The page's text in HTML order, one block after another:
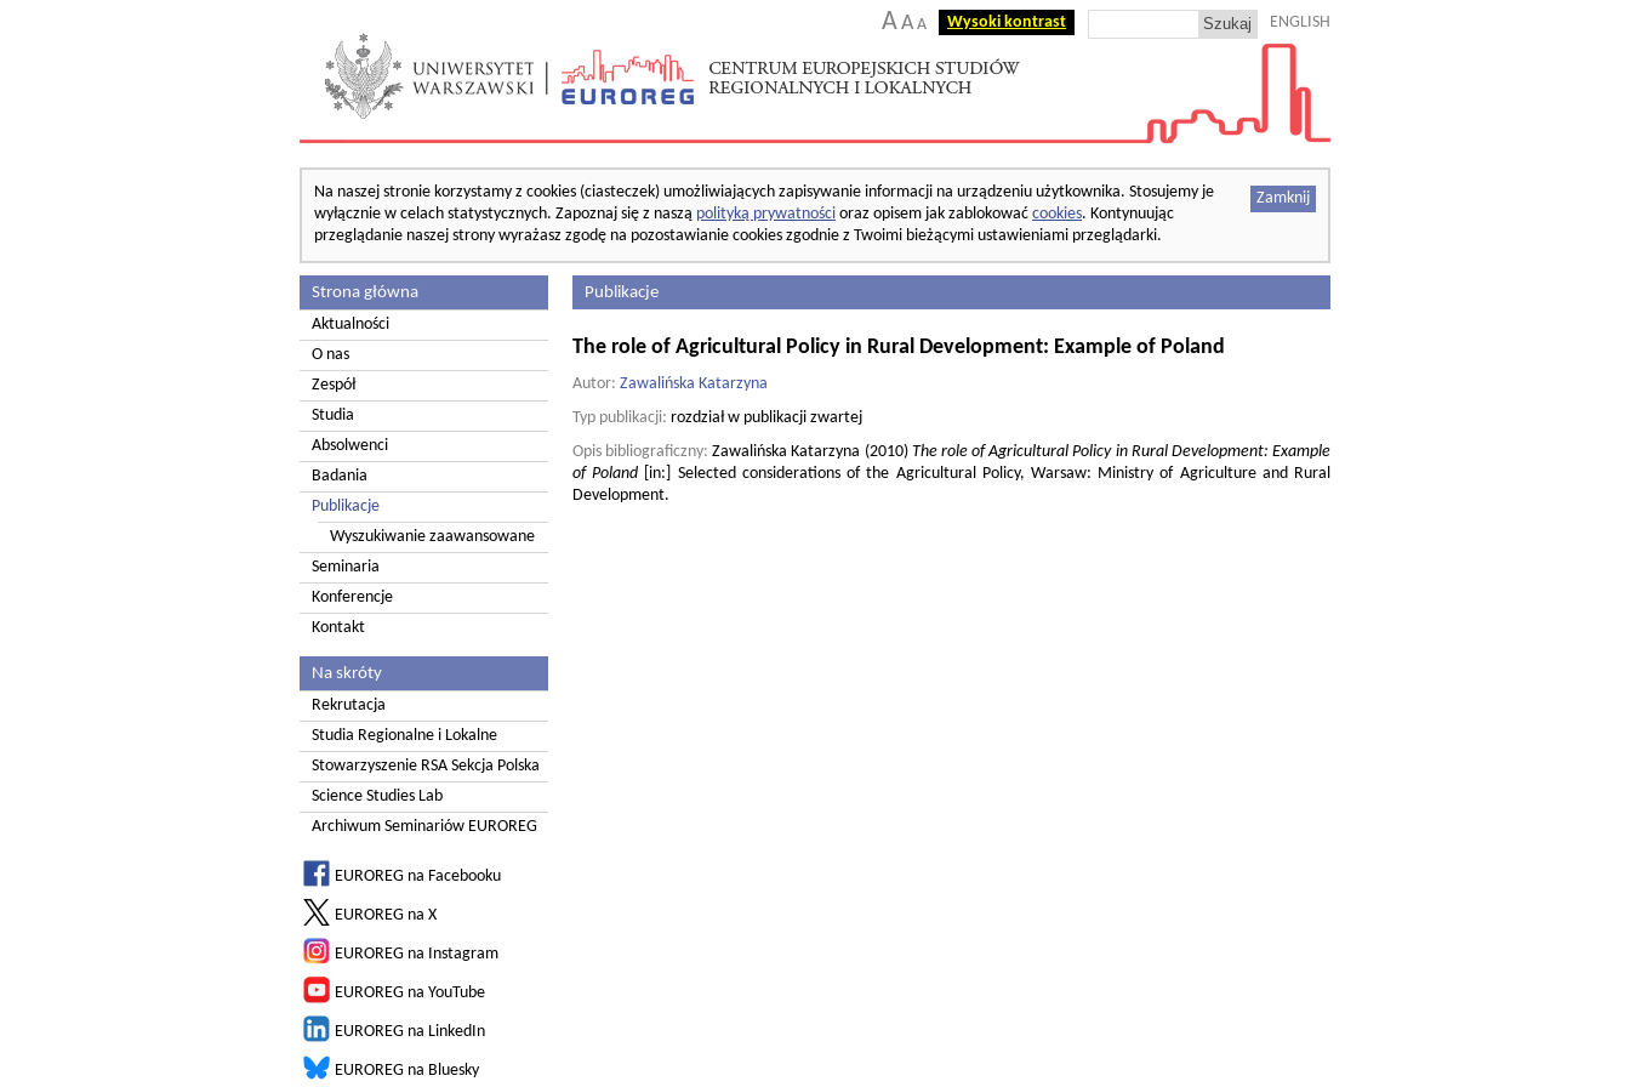
AA A Wysoki kontrast ENGLISH
Zamknij
Na naszej stronie korzystamy z cookies (ciasteczek) umożliwiających zapisywanie informacji na urządzeniu użytkownika. Stosujemy je
wyłącznie w celach statystycznych. Zapoznaj się z naszą polityką prywatności oraz opisem jak zablokować cookies. Kontynuując
przeglądanie naszej strony wyrażasz zgodę na pozostawianie cookies zgodnie z Twoimi bieżącymi ustawieniami przeglądarki.
Strona główna
Aktualności
O nas
Zespół
Studia
Absolwenci
Badania
Publikacje
Wyszukiwanie zaawansowane
Seminaria
Konferencje
Kontakt
Na skróty
Rekrutacja
Studia Regionalne i Lokalne
Stowarzyszenie RSA Sekcja Polska
Science Studies Lab
Archiwum Seminariów EUROREG
EUROREG na Facebooku
EUROREG na X
EUROREG na Instagram
EUROREG na YouTube
EUROREG na LinkedIn
EUROREG na Bluesky
Publikacje
The role of Agricultural Policy in Rural Development: Example of Poland
Autor: Zawalińska Katarzyna
Typ publikacji: rozdział w publikacji zwartej
Opis bibliograficzny:Zawalińska Katarzyna (2010) The role of Agricultural Policy in Rural Development: Example
of Poland [in:] Selected considerations of the Agricultural Policy, Warsaw: Ministry of Agriculture and Rural
Development.